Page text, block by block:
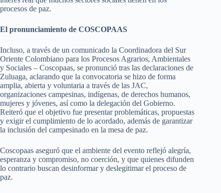
procesos de paz.
El pronunciamiento de COSCOPAAS
Incluso, a través de un comunicado la Coordinadora del Sur
Oriente Colombiano para los Procesos Agrarios, Ambientales
y Sociales – Coscopaas, se pronunció tras las declaraciones de
Zuluaga, aclarando que la convocatoria se hizo de forma
amplia, abierta y voluntaria a través de las JAC,
organizaciones campesinas, indígenas, de derechos humanos,
mujeres y jóvenes, así como la delegación del Gobierno.
Reiteró que el objetivo fue presentar problemáticas, propuestas
y exigir el cumplimiento de lo acordado, además de garantizar
la inclusión del campesinado en la mesa de paz.
Coscopaas aseguró que el ambiente del evento reflejó alegría,
esperanza y compromiso, no coerción, y que quienes difunden
lo contrario buscan desinformar y deslegitimar el proceso de
paz.